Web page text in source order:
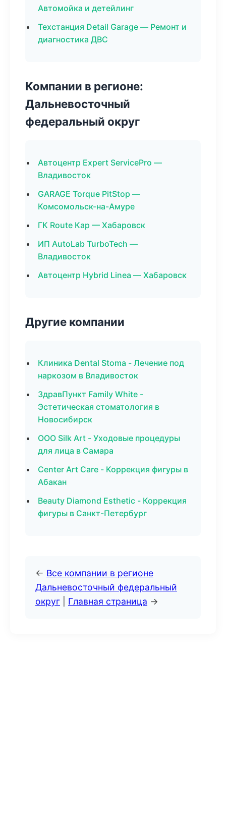
Автомойка и детейлинг
Техстанция Detail Garage — Ремонт и
диагностика ДВС
Компании в регионе:
Дальневосточный
федеральный округ
Автоцентр Expert ServicePro —
Владивосток
GARAGE Torque PitStop —
Комсомольск-на-Амуре
ГК Route Кар — Хабаровск
ИП AutoLab TurboTech —
Владивосток
Автоцентр Hybrid Linea — Хабаровск
Другие компании
Клиника Dental Stoma - Лечение под
наркозом в Владивосток
ЗдравПункт Family White -
Эстетическая стоматология в
Новосибирск
ООО Silk Art - Уходовые процедуры
для лица в Самара
Center Art Care - Коррекция фигуры в
Абакан
Beauty Diamond Esthetic - Коррекция
фигуры в Санкт-Петербург
← Все компании в регионе
Дальневосточный федеральный
округ
Главная страница →